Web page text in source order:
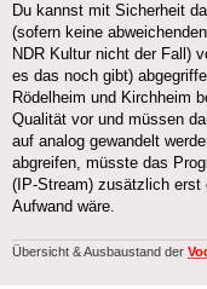
Du kannst mit Sicherheit
(sofern keine
NDR Kultur nicht der Fall)
es das noch gibt)
Rödelheim und Kirchheim
Qualität vor und müssen
auf analog gewandelt
abgreifen, müsste das
(IP-Stream) zusätzlich erst
Aufwand wäre.
Übersicht & Ausbaustand der